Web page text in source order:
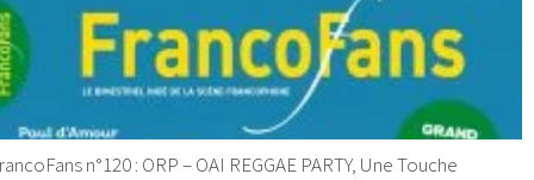
n°120 : ORP – OAI REGGAE PARTY, Une Touche